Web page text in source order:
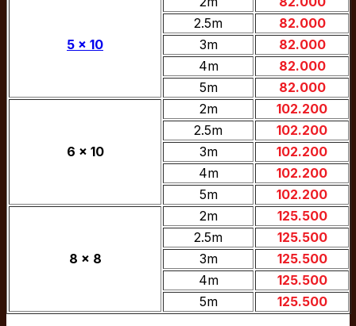
5 x 10
2.5m
82.000
3m
82.000
4m
82.000
5m
82.000
6 x 10
2m
102.200
2.5m
102.200
3m
102.200
4m
102.200
5m
102.200
8 x 8
2m
125.500
2.5m
125.500
3m
125.500
4m
125.500
5m
125.500